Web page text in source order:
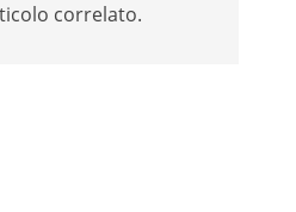
correlato.